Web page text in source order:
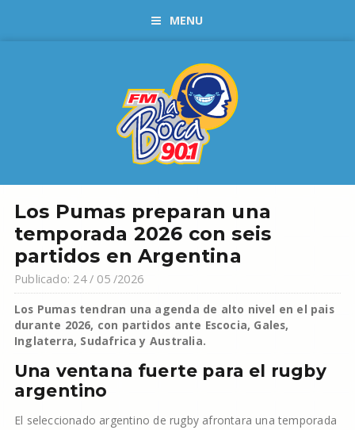
MENU
Los Pumas preparan una
temporada 2026 con seis
partidos en Argentina
Publicado: 24 / 05 /2026
Los Pumas tendran una agenda de alto nivel en el pais
durante 2026, con partidos ante Escocia, Gales,
Inglaterra, Sudafrica y Australia.
Una ventana fuerte para el rugby
argentino
El seleccionado argentino de rugby afrontara una temporada